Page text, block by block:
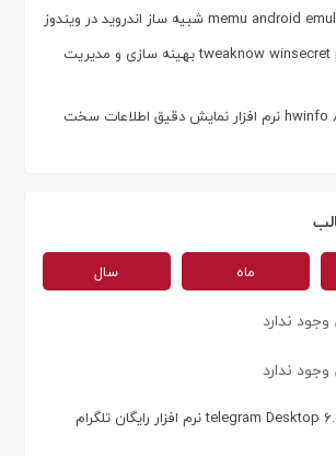
دانلود tweaknow winsecret plus 8.0.2 بهینه سازی و مدیریت
دانلود hwinfo 8.42.5930 نرم افزار نمایش دقیق اطلاعات سخت
ماه سال
ندارد
ندارد
دانلود telegram Desktop 6.5.1 نرم افزار رایگان تلگرام